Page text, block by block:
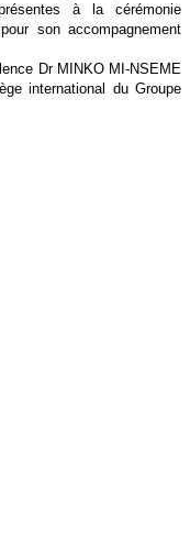
à la cérémonie
son accompagnement
Dr MINKO MI-NSEME
international du Groupe